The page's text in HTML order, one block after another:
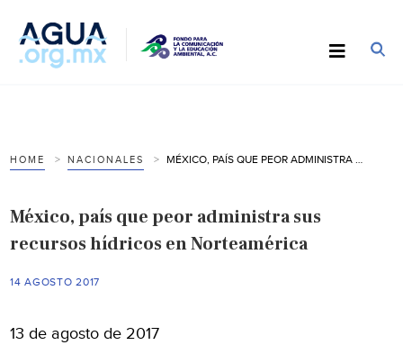
HOME NACIONALES
México, país que peor administra sus
recursos hídricos en Norteamérica
14 AGOSTO 2017
13 de agosto de 2017